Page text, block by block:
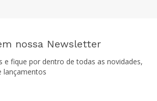
nossa Newsletter
e fique por dentro de todas as novidades,
lançamentos